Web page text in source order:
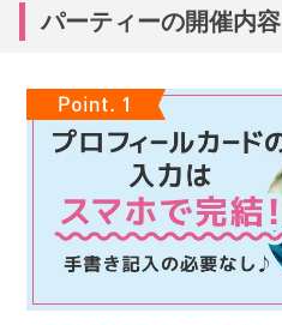
パーティーの開催内容